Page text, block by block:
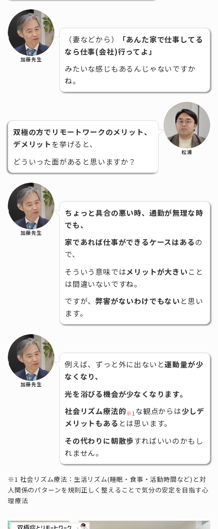
加藤先生
（妻などから）
「あんた家で仕事してる
なら仕事(会社)行ってよ」
みたいな感じもあるんじゃないですか
ね。
双極の方でリモートワークのメリット、
デメリットを挙げると、
どういった面があると思いますか？
松浦
加藤先生
ちょっと具合の悪い時、通勤が無理な時
でも、
家であれば仕事ができるケースはあるの
で、
そういう意味ではメリットが大きいこと
は間違いないですね。
ですが、弊害がないわけでもないと思い
ます。
加藤先生
例えば、ずっと外に出ないと運動量が少
なくなり、
光を浴びる機会が少なくなります。
社会リズム療法的※1 な観点からは少しデ
メリットもある とは思います。
その代わりに朝散歩すればいいのかもし
れません。
※1 社会リズム療法：生活リズム(睡眠・食事・活動時間など)と対
人関係のパターンを規則正しく整えることで気分の安定を目指す心
理療法